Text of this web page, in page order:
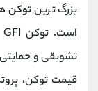
بزرگ ‌ترینتوکن
تشویقی و حمایتی
قیمت توکن،